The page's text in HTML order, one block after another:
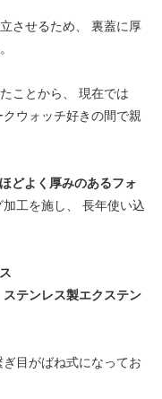
させるため、 裏蓋に厚
ことから、 現在では
ウォッチ好きの間で親
ほどよく厚みのあるフォ
工を施し、 長年使い込
ステンレス製エクステン
目がばね式になってお